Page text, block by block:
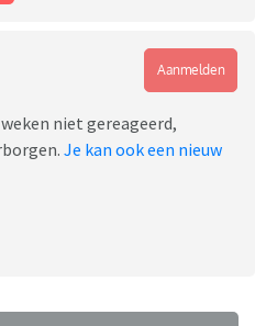
Aanmelden
niet gereageerd,
Je kan ook een nieuw